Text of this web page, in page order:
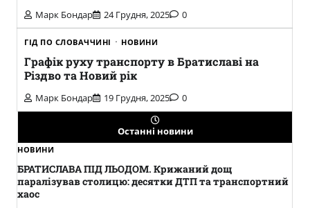
Марк Бондар 24 Грудня, 2025 0
ГІД ПО СЛОВАЧЧИНІ НОВИНИ
Графік руху транспорту в Братиславі на
Різдво та Новий рік
Марк Бондар 19 Грудня, 2025 0
Останні новини
НОВИНИ
БРАТИСЛАВА ПІД ЛЬОДОМ. Крижаний дощ
паралізував столицю: десятки ДТП та транспортний
хаос